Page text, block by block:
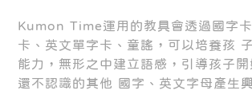
Kumon Time運用的教具會透過國字
卡、英文單字卡、童謠，可以培養孩
能力，無形之中建立語感，引導孩子
還不認識的其他 國字、英文字母產生